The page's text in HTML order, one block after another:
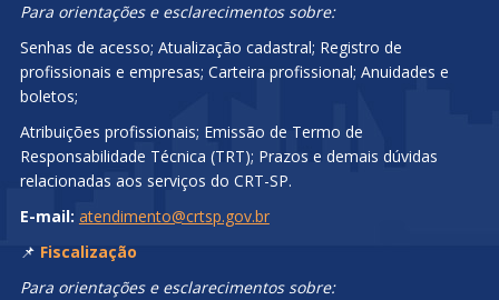
Para orientações e esclarecimentos sobre:
Senhas de acesso; Atualização cadastral; Registro de
profissionais e empresas; Carteira profissional; Anuidades e
boletos;
Atribuições profissionais; Emissão de Termo de
Responsabilidade Técnica (TRT); Prazos e demais dúvidas
relacionadas aos serviços do CRT-SP.
E-mail: atendimento@crtsp.gov.br
📌 Fiscalização
Para orientações e esclarecimentos sobre: